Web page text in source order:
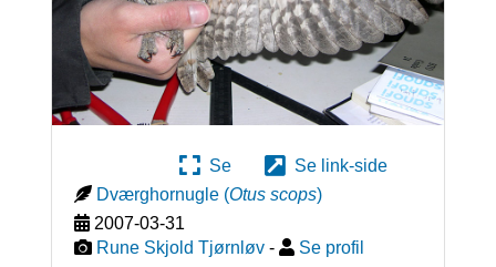
Se
Se link-side
Dværghornugle (Otus scops)
2007-03-31
Rune Skjold Tjørnløv - Se profil